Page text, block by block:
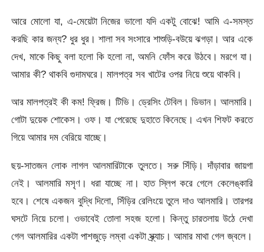
আরে মোলো যা, এ-মেয়েটা নিজের ভালো যদি একটু বোঝে! আমি এ-সমস্ত
করছি কার জন্য? ধুর ধুর। শালা সব সংসারে শাশুড়ি-বউয়ে ঝগড়া। আর একে
দেখ, মাকে কিছু বলা হলো কি হলো না, অমনি ফোঁস করে উঠবে। মরগে যা।
আমার কী? থাকবি গুদামঘরে। মালপত্র সব খাটের ওপর নিয়ে শুয়ে থাকবি।
আর মালপত্রই কী কম! ফ্রিজ। টিভি। ড্রেসিং টেবিল। ডিভান। আলমারি।
গোটা দুয়েক শোকেস। ওফ। যা পেরেছে দুহাতে কিনেছে। এখন শিফট করতে
গিয়ে আমার দম বেরিয়ে যাচ্ছে।
ছয়-সাতজন লোক লাগল আলমারিটাকে তুলতে। সরু সিঁড়ি। দাঁড়াবার জায়গা
নেই। আলমারি মসৃণ। ধরা যাচ্ছে না। হাত স্লিপ করে গেলে কেলেঙ্কারি
হবে। শেষে একজন বুদ্ধি দিলো, সিঁড়ির রেলিংয়ে তুলে দাও আলমারি। তারপর
ঘসটে নিয়ে চলো। ওভাবেই তোলা সহজ হলো। কিন্তু চারতলায় উঠে দেখা
গেল আলমারির একটা পাশজুড়ে লম্বা একটা স্ক্র্যাচ। আমার মাথা গেল জ্বলে।